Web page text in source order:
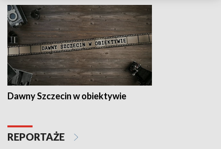
Dawny Szczecin w obiektywie
REPORTAŻE